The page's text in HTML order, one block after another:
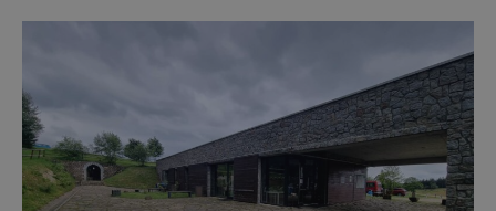
některé události spojené s touto významnou